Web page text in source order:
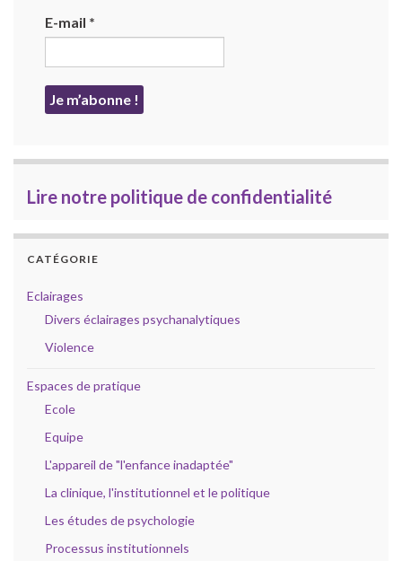
E-mail *
Lire notre politique de confidentialité
CATÉGORIE
Eclairages
Divers éclairages psychanalytiques
Violence
Espaces de pratique
Ecole
Equipe
L'appareil de "l'enfance inadaptée"
La clinique, l'institutionnel et le politique
Les études de psychologie
Processus institutionnels